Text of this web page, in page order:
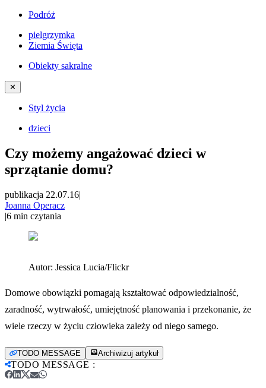
Podróż
pielgrzymka
Ziemia Święta
Obiekty sakralne
✕
Styl życia
dzieci
Czy możemy angażować dzieci w
sprzątanie domu?
publikacja 22.07.16|
Joanna Operacz
|6 min czytania
Autor: Jessica Lucia/Flickr
Domowe obowiązki pomagają kształtować odpowiedzialność,
zaradność, wytrwałość, umiejętność planowania i przekonanie, że
wiele rzeczy w życiu człowieka zależy od niego samego.
TODO MESSAGE Archiwizuj artykuł
TODO MESSAGE :